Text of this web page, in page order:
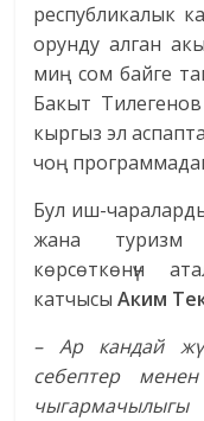
республикалык
орунду алган
миң сом байге
Бакыт
кыргыз эл
чоң
Бул иш-
жана туризм
көрсөткөнүн
катчысы Аким
– Ар кандай
себептер